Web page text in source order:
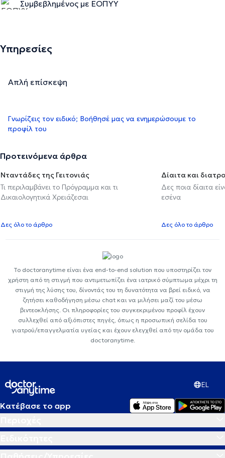
Συμβεβλημένος με ΕΟΠΥΥ
Υπηρεσίες
Απλή επίσκεψη
Γνωρίζεις τον ειδικό; Βοήθησέ μας να ενημερώσουμε το
προφίλ του
Προτεινόμενα άρθρα
Νταντάδες της Γειτονιάς
Τι περιλαμβάνει το Πρόγραμμα και τι
Δικαιολογητικά Χρειάζεσαι
Δες όλο το άρθρο
Δίαιτα και
Δες ποια δίαιτα
εσένα
Δες όλο το άρθρο
Το doctoranytime είναι ένα end-to-end solution που υποστηρίζει τον
χρήστη από τη στιγμή που αντιμετωπίζει ένα ιατρικό σύμπτωμα μέχρι τη
στιγμή της λύσης του, δίνοντάς του τη δυνατότητα να βρεί ειδικό, να
ζητήσει καθοδήγηση μέσω chat και να μιλήσει μαζί του μέσω
βιντεοκλήσης. Οι πληροφορίες του συγκεκριμένου προφίλ έχουν
συλλεχθεί από αξιόπιστες πηγές, όπως η προσωπική σελίδα του
γιατρού/επαγγελματία υγείας και έχουν ελεγχθεί από την ομάδα του
doctoranytime.
EL
Κατέβασε το app